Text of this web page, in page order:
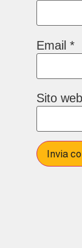
Email *
Sito web